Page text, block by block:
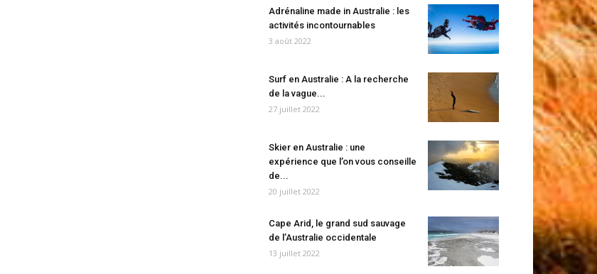
Adrénaline made in Australie : les
activités incontournables
3 août 2022
Surf en Australie : A la recherche
de la vague...
27 juillet 2022
Skier en Australie : une
expérience que l’on vous conseille
de...
20 juillet 2022
Cape Arid, le grand sud sauvage
de l’Australie occidentale
13 juillet 2022